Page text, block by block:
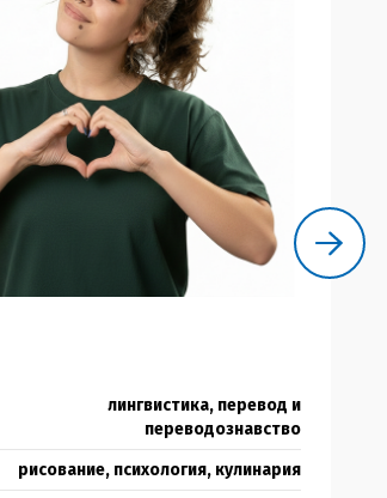
лингвистика, перевод и
переводознавство
рисование, психология, кулинария